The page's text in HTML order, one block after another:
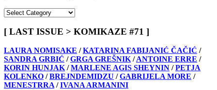
/
Categories
]
[ LAST ISSUE > KOMIKAZE #71 ]
LAURA NOMISAKE /KATARINA FABIJANIĆ ČAČIĆ /
SANDRA GRBIĆ / GRGA GREŠNIK / ANTOINE ERRE /
KORIN HUNJAK / MARLENE AGIS SHEYNIN / PETJA
KOLENKO / BREJNDEMIDZU / GABRIJELA MORE /
MENESTRRA / IVANA ARMANINI